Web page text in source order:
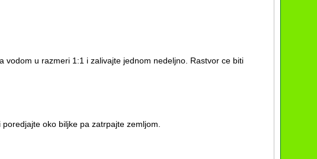
u razmeri 1:1 i zalivajte jednom nedeljno. Rastvor ce biti
oko biljke pa zatrpajte zemljom.